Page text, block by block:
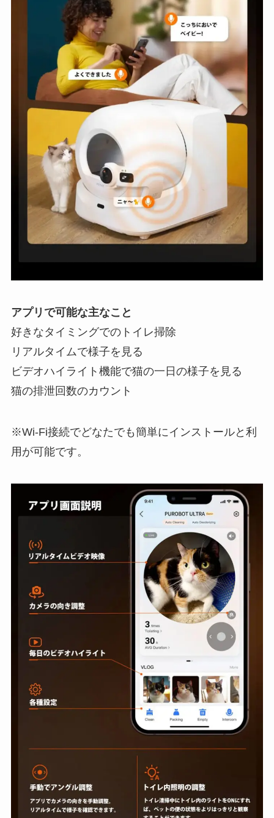
アプリで可能な主なこと
好きなタイミングでのトイレ掃除
リアルタイムで様子を見る
ビデオハイライト機能で猫の一日の様子を見る
猫の排泄回数のカウント
※Wi-Fi接続でどなたでも簡単にインストールと利
用が可能です。